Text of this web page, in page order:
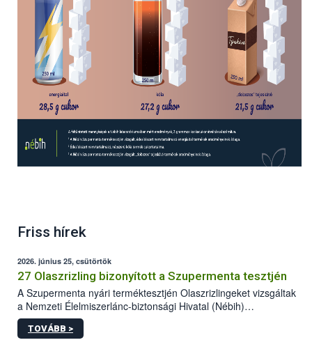
Friss hírek
2026. június 25, csütörtök
27 Olaszrizling bizonyított a Szupermenta tesztjén
A Szupermenta nyári terméktesztjén Olaszrizlingeket vizsgáltak
a Nemzeti Élelmiszerlánc-biztonsági Hivatal (Nébih)
szakemberei. Összesen 27 bor került „nagyító alá”, melyek az
élelmiszerbiztonsági és -minőségi vizsgálatok, valamint a
TOVÁBB >